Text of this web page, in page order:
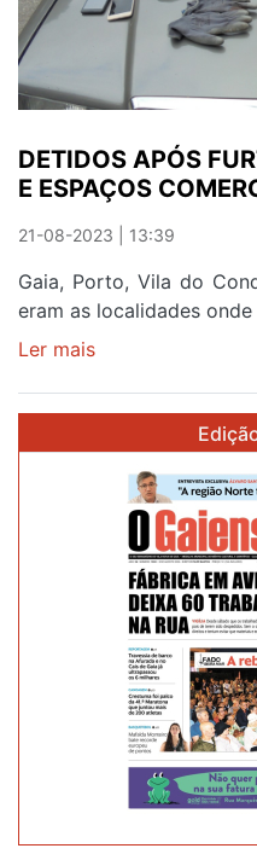
DETIDOS APÓS
E ESPAÇOS
21-08-2023 | 13:39
Gaia, Porto, Vila do
eram as localidades
Ler mais
HABITAÇÕES
ESPAÇOS
COMERCIAIS